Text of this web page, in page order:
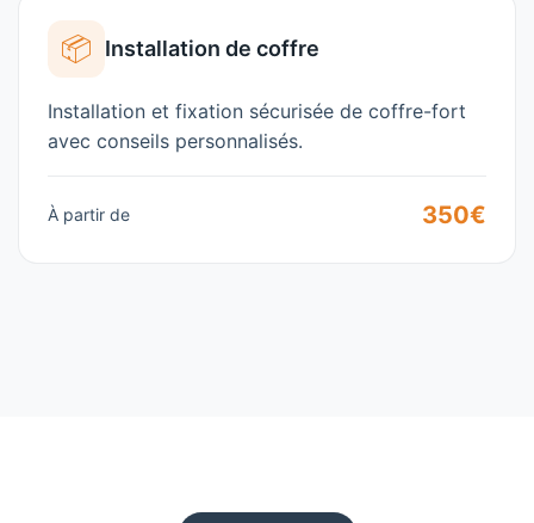
📦 Installation de coffre
Installation et fixation sécurisée de coffre-fort
avec conseils personnalisés.
À partir de 350€